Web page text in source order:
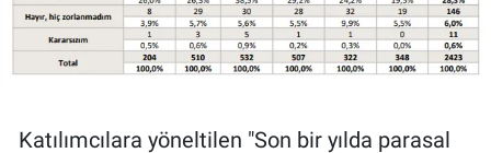
Katılımcılara yöneltilen "Son bir yılda parasal